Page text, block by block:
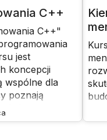
C++
C++"
jest
koncepcji
wspólne dla
poznają
oraz